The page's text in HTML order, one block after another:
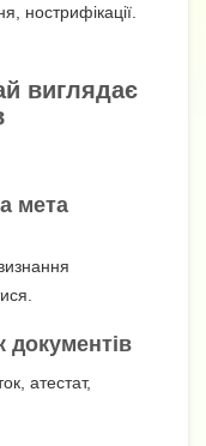
нострифікації.
виглядає
мета
документів
атестат,